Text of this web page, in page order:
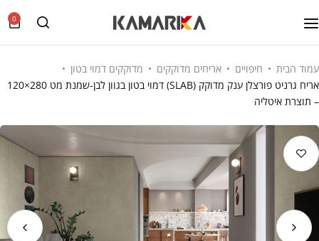
0
עמוד הבית חיפויים אריחים מדוקקים
מדוקקים דמוי בטון
אריח גרניט פורצלן ענק מדוקק (SLAB) דמוי בטון בגוון לבן-שמנת מט 280×120
– תוצרת איטליה